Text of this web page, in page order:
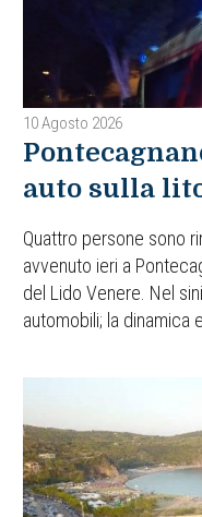
10 Agosto 2026
auto sulla
Quattro persone sono
avvenuto ieri a
del Lido Venere. Nel
automobili; la dinamica